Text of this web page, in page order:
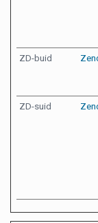
ZD-buid
ZD-suid